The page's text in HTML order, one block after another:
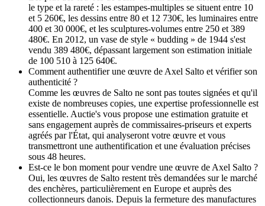
le type et la rareté : les estampes-multiples se situent entre 10
et 5 260€, les dessins entre 80 et 12 730€, les luminaires entre
400 et 30 000€, et les sculptures-volumes entre 250 et 389
480€. En 2012, un vase de style « budding » de 1944 s'est
vendu 389 480€, dépassant largement son estimation initiale
de 100 510 à 125 640€.
Comment authentifier une œuvre de Axel Salto et vérifier son
authenticité ?
Comme les œuvres de Salto ne sont pas toutes signées et qu'il
existe de nombreuses copies, une expertise professionnelle est
essentielle. Auctie's vous propose une estimation gratuite et
sans engagement auprès de commissaires-priseurs et experts
agréés par l'État, qui analyseront votre œuvre et vous
transmettront une authentification et une évaluation précises
sous 48 heures.
Est-ce le bon moment pour vendre une œuvre de Axel Salto ?
Oui, les œuvres de Salto restent très demandées sur le marché
des enchères, particulièrement en Europe et auprès des
collectionneurs danois. Depuis la fermeture des manufactures